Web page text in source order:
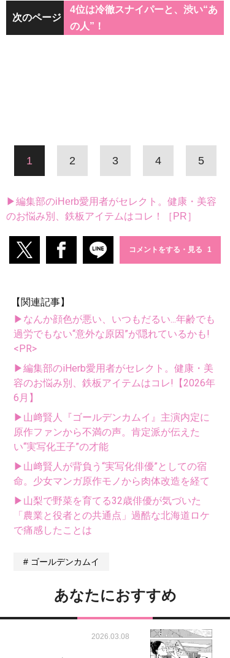
次のページ
4位は冷徹スナイパーと、渋い“あ
の人”！
1 2 3 4 5
▶編集部のiHerb愛用者がセレクト。健康・美容
のお悩み別、鉄板アイテムはコレ！［PR］
コメントをする・見る
【関連記事】
▶なんか顔色が悪い、いつもだるい...年齢でも
過労でもない“意外な原因”が隠れているかも!
<PR>
▶編集部のiHerb愛用者がセレクト。健康・美
容のお悩み別、鉄板アイテムはコレ!【2026年
6月】
▶山﨑賢人『ゴールデンカムイ』主演内定に
原作ファンから不満の声。肯定派が伝えた
い“実写化王子”の才能
▶山﨑賢人が背負う“実写化俳優”としての宿
命。少女マンガ原作モノから肉体改造を経て
▶山梨で野菜を育てる32歳俳優が気づいた
「農業と役者との共通点」過酷な北海道ロケ
で痛感したことは
ゴールデンカムイ
あなたにおすすめ
2026.03.08